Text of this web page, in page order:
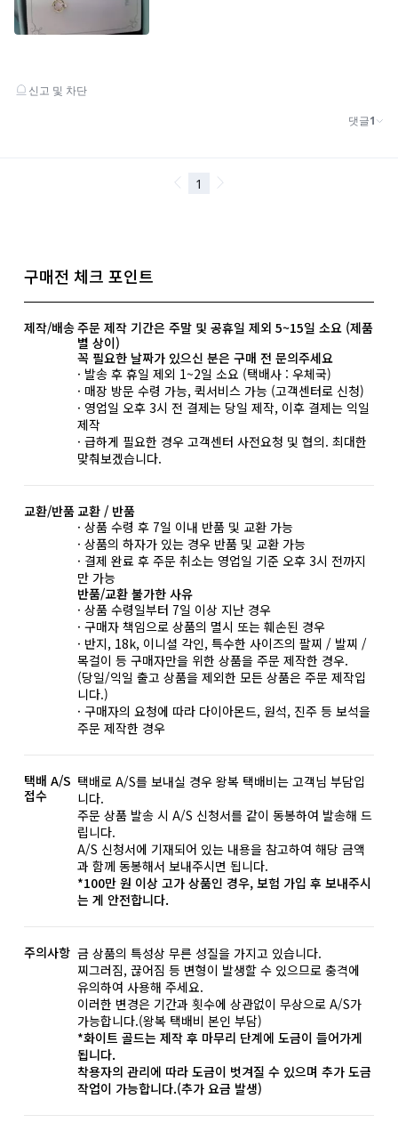
구매전 체크 포인트
제작/배송주문 제작 기간은 주말 및 공휴일 제외 5~15일 소요 (제품
별 상이)
꼭 필요한 날짜가 있으신 분은 구매 전 문의주세요
· 발송 후 휴일 제외 1~2일 소요 (택배사 : 우체국)
· 매장 방문 수령 가능, 퀵서비스 가능 (고객센터로 신청)
· 영업일 오후 3시 전 결제는 당일 제작, 이후 결제는 익일
제작
· 급하게 필요한 경우 고객센터 사전요청 및 협의. 최대한
맞춰보겠습니다.
교환/반품 교환 / 반품
· 상품 수령 후 7일 이내 반품 및 교환 가능
· 상품의 하자가 있는 경우 반품 및 교환 가능
· 결제 완료 후 주문 취소는 영업일 기준 오후 3시 전까지
만 가능
반품/교환 불가한 사유
· 상품 수령일부터 7일 이상 지난 경우
· 구매자 책임으로 상품의 멸시 또는 훼손된 경우
· 반지, 18k, 이니셜 각인, 특수한 사이즈의 팔찌 / 발찌 /
목걸이 등 구매자만을 위한 상품을 주문 제작한 경우.
(당일/익일 출고 상품을 제외한 모든 상품은 주문 제작입
니다.)
· 구매자의 요청에 따라 다이아몬드, 원석, 진주 등 보석을
주문 제작한 경우
택배 A/S
접수
택배로 A/S를 보내실 경우 왕복 택배비는 고객님 부담입
니다.
주문 상품 발송 시 A/S 신청서를 같이 동봉하여 발송해 드
립니다.
A/S 신청서에 기재되어 있는 내용을 참고하여 해당 금액
과 함께 동봉해서 보내주시면 됩니다.
*100만 원 이상 고가 상품인 경우, 보험 가입 후 보내주시
는 게 안전합니다.
주의사항 금 상품의 특성상 무른 성질을 가지고 있습니다.
찌그러짐, 끊어짐 등 변형이 발생할 수 있으므로 충격에
유의하여 사용해 주세요.
이러한 변경은 기간과 횟수에 상관없이 무상으로 A/S가
가능합니다.(왕복 택배비 본인 부담)
*화이트 골드는 제작 후 마무리 단계에 도금이 들어가게
됩니다.
착용자의 관리에 따라 도금이 벗겨질 수 있으며 추가 도금
작업이 가능합니다.(추가 요금 발생)